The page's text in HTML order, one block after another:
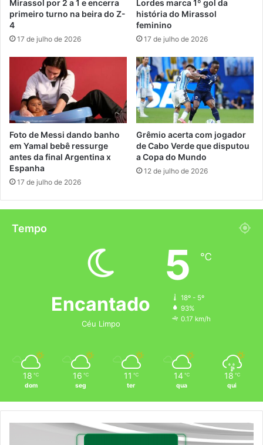
Mirassol por 2 a 1 e encerra
primeiro turno na beira do Z-
4
17 de julho de 2026
Lordes marca 1º gol da
história do Mirassol
feminino
17 de julho de 2026
Foto de Messi dando banho
em Yamal bebê ressurge
antes da final Argentina x
Espanha
17 de julho de 2026
Grêmio acerta com jogador
de Cabo Verde que disputou
a Copa do Mundo
12 de julho de 2026
Tempo
Encantado
Céu Limpo
5 ℃
18º - 5º
93%
0.17 km/h
18 ℃
dom
16 ℃
seg
11 ℃
ter
14 ℃
qua
18 ℃
qui